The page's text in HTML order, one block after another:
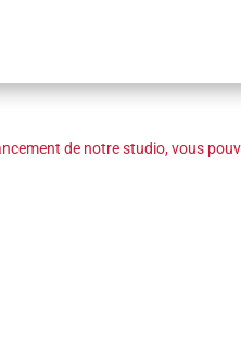
de notre studio, vous